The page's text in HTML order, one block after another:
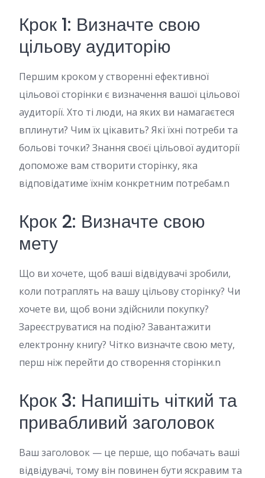
Крок 1: Визначте свою
цільову аудиторію
Першим кроком у створенні ефективної
цільової сторінки є визначення вашої цільової
аудиторії. Хто ті люди, на яких ви намагаєтеся
вплинути? Чим їх цікавить? Які їхні потреби та
больові точки? Знання своєї цільової аудиторії
допоможе вам створити сторінку, яка
відповідатиме їхнім конкретним потребам.n
Крок 2: Визначте свою
мету
Що ви хочете, щоб ваші відвідувачі зробили,
коли потраплять на вашу цільову сторінку? Чи
хочете ви, щоб вони здійснили покупку?
Зареєструватися на подію? Завантажити
електронну книгу? Чітко визначте свою мету,
перш ніж перейти до створення сторінки.n
Крок 3: Напишіть чіткий та
привабливий заголовок
Ваш заголовок — це перше, що побачать ваші
відвідувачі, тому він повинен бути яскравим та